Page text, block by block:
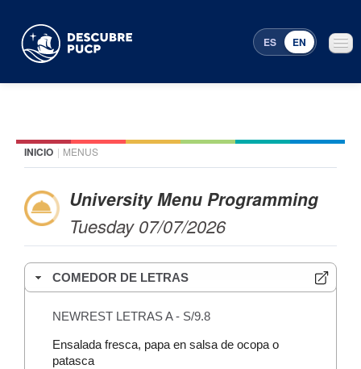
ES EN
Places
Featured events
Menu Programming
INICIO | MENUS
University Menu Programming
Tuesday 07/07/2026
COMEDOR DE LETRAS
NEWREST LETRAS A - S/9.8
Ensalada fresca, papa en salsa de ocopa o
patasca